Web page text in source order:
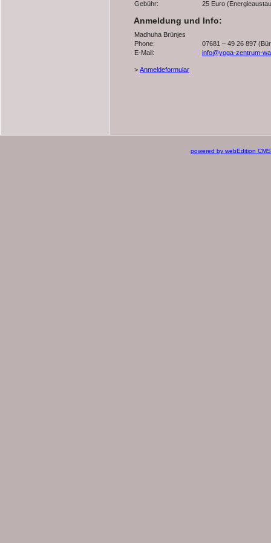
Gebühr: 25 Euro
Anmeldung und Info:
Madhuha Brünjes
Phone:
07681 – 49 26 897
E-Mail:
info@yoga-zentrum-
> Anmeldeformular
powered by webEdition CMS